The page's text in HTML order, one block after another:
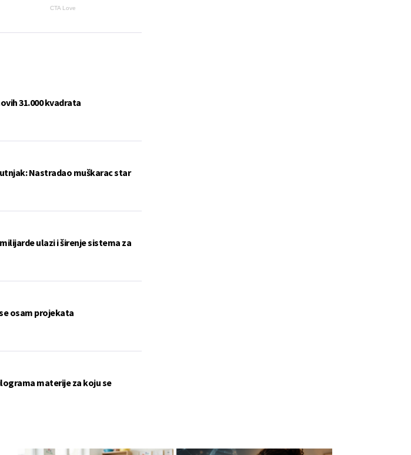
CTA Love
31.000 kvadrata
Nastradao muškarac star
ulazi i širenje sistema za
osam projekata
materije za koju se